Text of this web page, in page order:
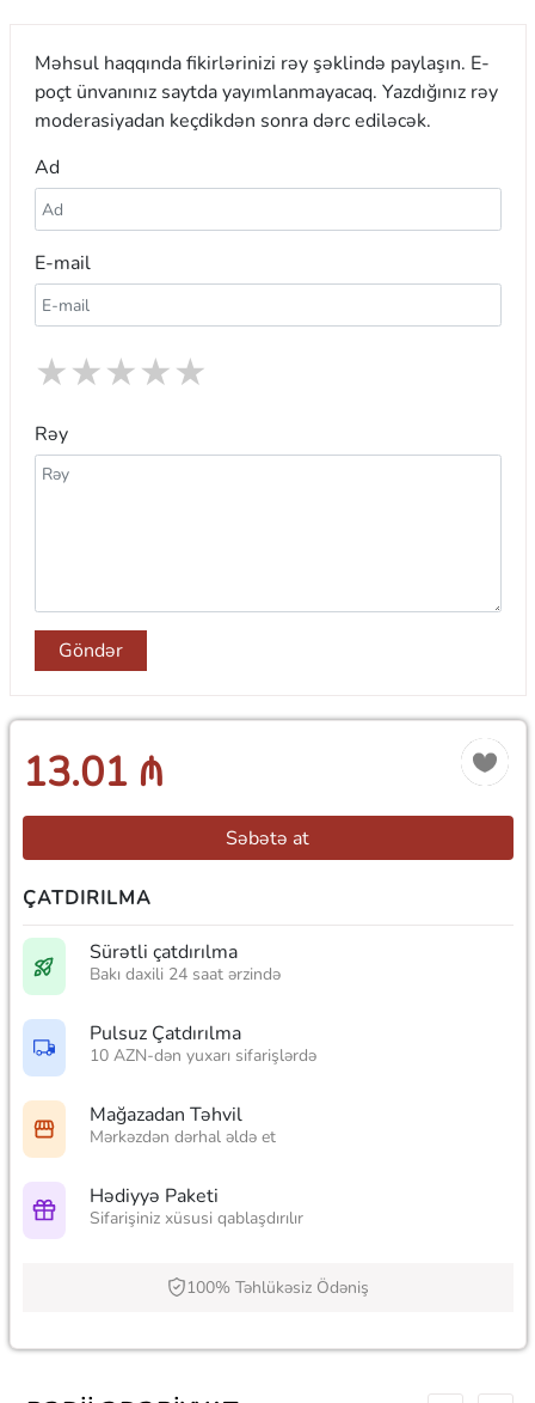
Məhsul haqqında fikirlərinizi rəy şəklində paylaşın. E-
poçt ünvanınız saytda yayımlanmayacaq. Yazdığınız rəy
moderasiyadan keçdikdən sonra dərc ediləcək.
Ad
E-mail
★
★
★
★
★
Rəy
Göndər
13.01 ₼
Səbətə at
ÇATDIRILMA
Sürətli çatdırılma
Bakı daxili 24 saat ərzində
Pulsuz Çatdırılma
10 AZN-dən yuxarı sifarişlərdə
Mağazadan Təhvil
Mərkəzdən dərhal əldə et
Hədiyyə Paketi
Sifarişiniz xüsusi qablaşdırılır
100% Təhlükəsiz Ödəniş